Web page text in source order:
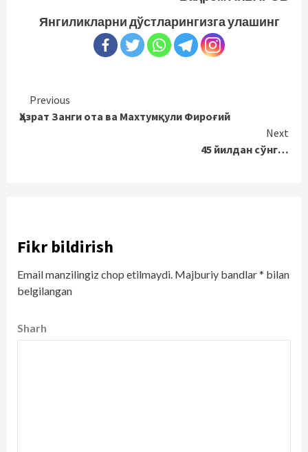
Янгиликларни дўстларингизга улашинг
Continue
Reading
Previous
Ҳазрат Занги ота ва Махтумқули Фироғий
Next
45 йилдан сўнг…
Fikr bildirish
Email manzilingiz chop etilmaydi. Majburiy bandlar* bilan
belgilangan
Sharh